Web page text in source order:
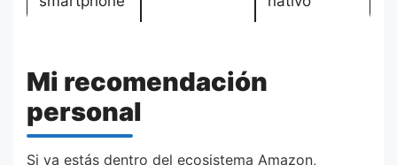
Mi recomendación
personal
Si ya estás dentro del ecosistema Amazon,